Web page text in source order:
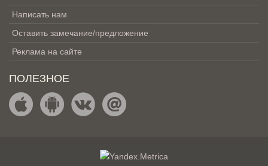
Написать нам
Оставить замечание/предложение
Реклама на сайте
ПОЛЕЗНОЕ